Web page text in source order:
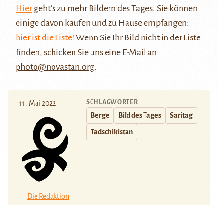
Hiergeht’s zu mehr Bildern des Tages. Sie können
einige davon kaufen und zu Hause empfangen:
hier ist die Liste! Wenn Sie Ihr Bild nicht in der Liste
finden, schicken Sie uns eine E-Mail an
photo@novastan.org.
11. Mai 2022
Die Redaktion
SCHLAGWÖRTER
Berge Bild des Tages Saritag
Tadschikistan